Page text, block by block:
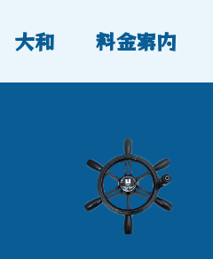
大和 料金案内